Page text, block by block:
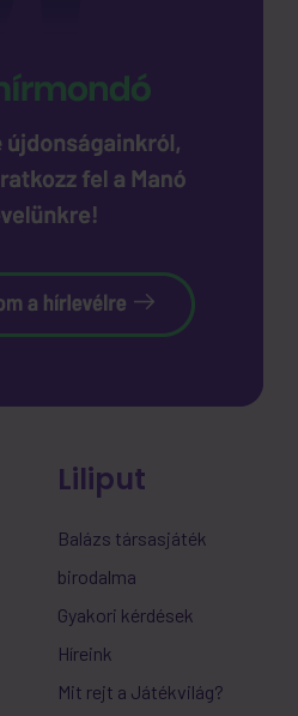
Liliput
Balázs társasjáték
birodalma
Gyakori kérdések
Híreink
Mit rejt a Játékvilág?